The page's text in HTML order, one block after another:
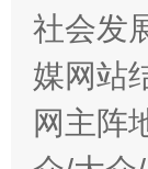
社会发
媒网站
网主阵